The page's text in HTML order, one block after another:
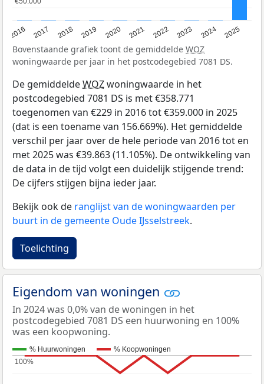
2016 2017 2018 2019 2020 2021 2022 2023 2024 2025
Bovenstaande grafiek toont de gemiddelde WOZ
woningwaarde per jaar in het postcodegebied 7081 DS.
De gemiddeldeWOZwoningwaarde in het
postcodegebied 7081 DS is met €358.771
toegenomen van €229 in 2016 tot €359.000 in 2025
(dat is een toename van 156.669%). Het gemiddelde
verschil per jaar over de hele periode van 2016 tot en
met 2025 was €39.863 (11.105%). De ontwikkeling van
de data in de tijd volgt een duidelijk stijgende trend:
De cijfers stijgen bijna ieder jaar.
Bekijk ook de ranglijst van de woningwaarden per
buurt in de gemeente Oude IJsselstreek.
Toelichting
Eigendom van woningen
In 2024 was 0,0% van de woningen in het
postcodegebied 7081 DS een huurwoning en 100%
was een koopwoning.
% Huurwoningen
% Koopwoningen
100%
100%